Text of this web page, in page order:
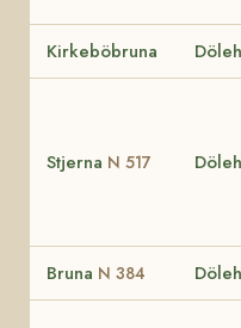
Kirkeböbruna
Stjerna N 517
Bruna N 384